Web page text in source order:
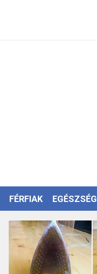
FÉRFIAK EGÉSZSÉG